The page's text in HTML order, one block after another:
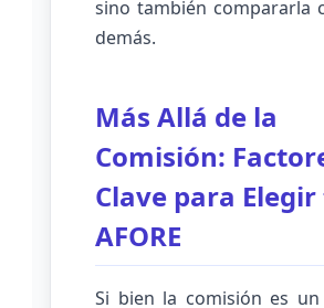
sino también compararla
demás.
Más Allá de la
Comisión:
Clave para
AFORE
Si bien la comisión es